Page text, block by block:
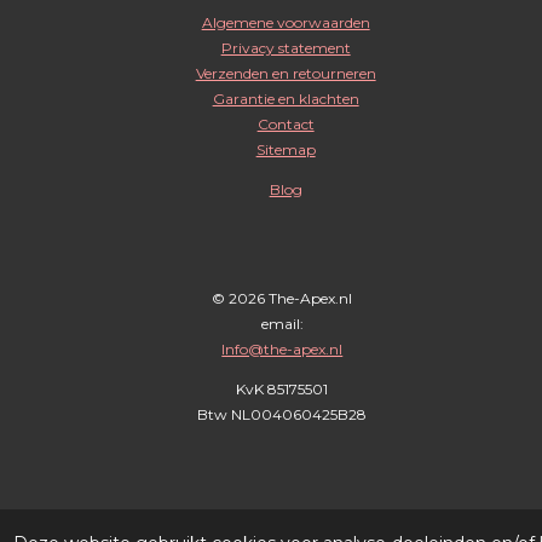
t
a
g
e
b
o
o
k
t
s
A
Algemene voorwaarden
Privacy statement
Verzenden en retourneren
Garantie en klachten
Contact
Sitemap
Blog
© 2026 The-Apex.nl
email:
Info@the-apex.nl
KvK 85175501
Btw NL004060425B28